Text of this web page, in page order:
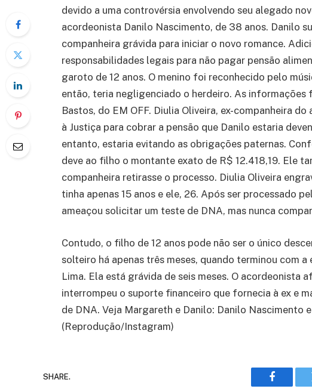
devido a uma controvérsia envolvendo seu alegado
acordeonista Danilo Nascimento, de 38 anos. Danilo
companheira grávida para iniciar o novo romance.
responsabilidades legais para não pagar pensão
garoto de 12 anos. O menino foi reconhecido pelo
então, teria negligenciado o herdeiro. As
Bastos, do EM OFF. Diulia Oliveira, ex-companheira
à Justiça para cobrar a pensão que Danilo estaria
entanto, estaria evitando as obrigações paternas.
deve ao filho o montante exato de R$ 12.418,19. Ele
companheira retirasse o processo. Diulia Oliveira
tinha apenas 15 anos e ele, 26. Após ser processado
ameaçou solicitar um teste de DNA, mas nunca
Contudo, o filho de 12 anos pode não ser o único
solteiro há apenas três meses, quando terminou com
Lima. Ela está grávida de seis meses. O acordeonista
interrompeu o suporte financeiro que fornecia à ex e
de DNA. Veja Margareth e Danilo: Danilo Nascimento
(Reprodução/Instagram)
SHARE.